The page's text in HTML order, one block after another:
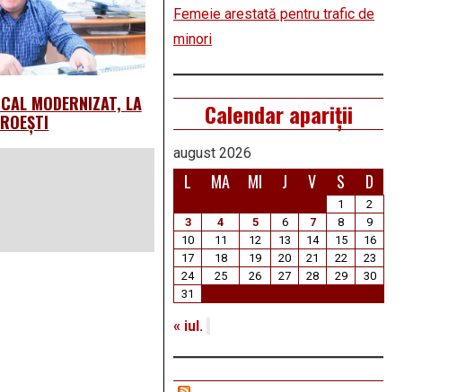
MODERNIZAT, LA
Femeie arestată pentru trafic de
minori
Calendar apariții
august 2026
L MA MI J V S D
1
2
3
4 5 6 7 8
9
10
11 12 13 14 15
16
17
18 19 20 21 22
23
24
25 26 27 28 29
30
31
« iul.